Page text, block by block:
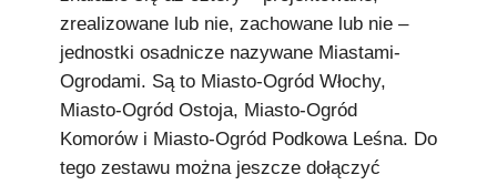
zrealizowane lub nie, zachowane lub nie –
jednostki osadnicze nazywane Miastami-
Ogrodami. Są to Miasto-Ogród Włochy,
Miasto-Ogród Ostoja, Miasto-Ogród
Komorów i Miasto-Ogród Podkowa Leśna. Do
tego zestawu można jeszcze dołączyć